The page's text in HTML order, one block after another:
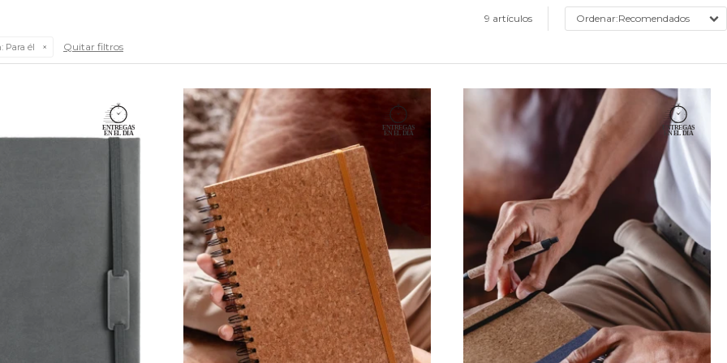
9 artículos Recomendados
Para él Quitar filtros